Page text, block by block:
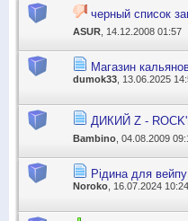
черный список
ASUR , 14.12.2008 01:57
Магазин
dumok33 , 13.06.2025
ДИКИЙ Z -
Bambino , 04.08.2009
Рідина для вейпу
Noroko , 16.07.2024 10:24